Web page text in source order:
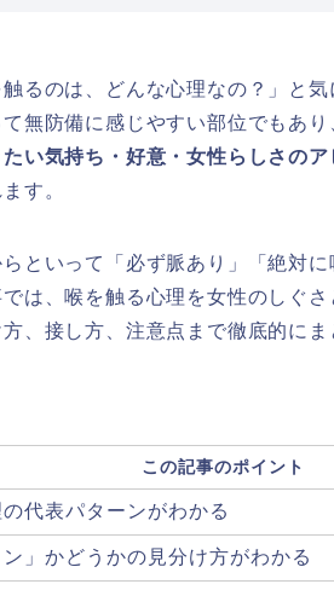
触るのは、どんな心理なの？」と
無防備に感じやすい部位でもあり
い気持ち・好意・女性らしさのア
す。
といって「必ず脈あり」「絶対
は、喉を触る心理を女性のしぐさ
、接し方、注意点まで徹底的にま
この記事のポイント
代表パターンがわかる
」かどうかの見分け方がわかる